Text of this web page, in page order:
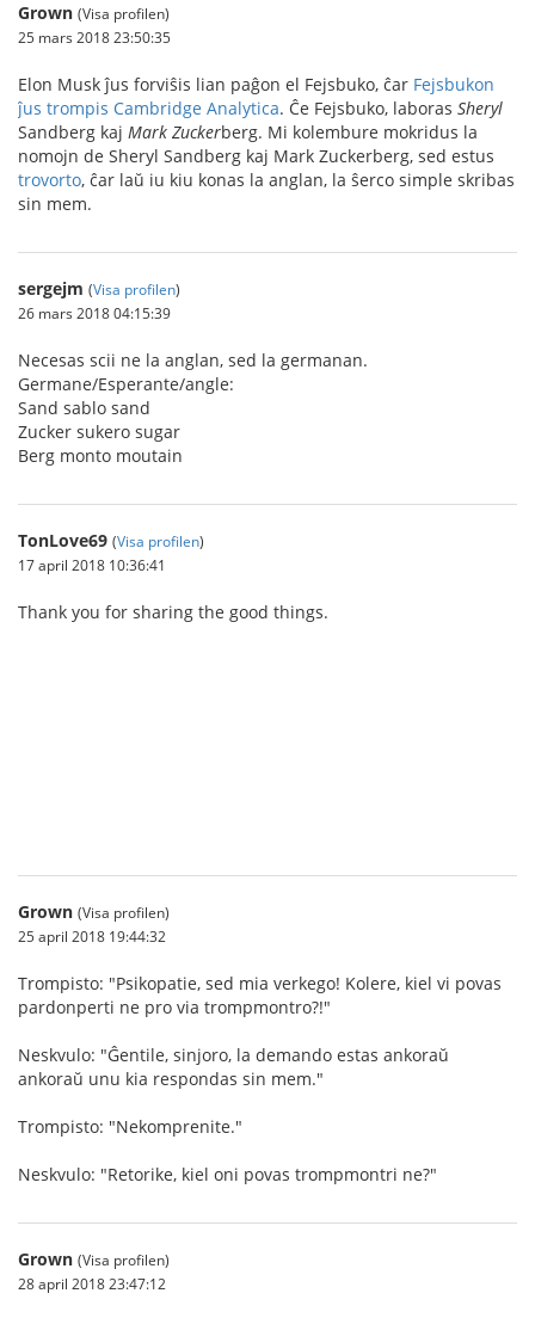
Grown (Visa profilen)
25 mars 2018 23:50:35
Elon Musk ĵus forviŝis lian paĝon el Fejsbuko, ĉar Fejsbukon
ĵus trompis Cambridge Analytica. Ĉe Fejsbuko, laboras Sheryl
Sandberg kaj Mark Zuckerberg. Mi kolembure mokridus la
nomojn de Sheryl Sandberg kaj Mark Zuckerberg, sed estus
trovorto, ĉar laŭ iu kiu konas la anglan, la ŝerco simple skribas
sin mem.
sergejm (Visa profilen)
26 mars 2018 04:15:39
Necesas scii ne la anglan, sed la germanan.
Germane/Esperante/angle:
Sand sablo sand
Zucker sukero sugar
Berg monto moutain
TonLove69 (Visa profilen)
17 april 2018 10:36:41
Thank you for sharing the good things.
Grown (Visa profilen)
25 april 2018 19:44:32
Trompisto: "Psikopatie, sed mia verkego! Kolere, kiel vi povas
pardonperti ne pro via trompmontro?!"
Neskvulo: "Ĝentile, sinjoro, la demando estas ankoraŭ
ankoraŭ unu kia respondas sin mem."
Trompisto: "Nekomprenite."
Neskvulo: "Retorike, kiel oni povas trompmontri ne?"
Grown (Visa profilen)
28 april 2018 23:47:12